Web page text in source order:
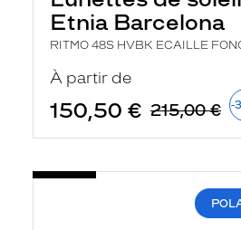
Etnia Barcelona
RITMO 48S HVBK ECAILLE
À partir de
150,50 € 215,00 € -